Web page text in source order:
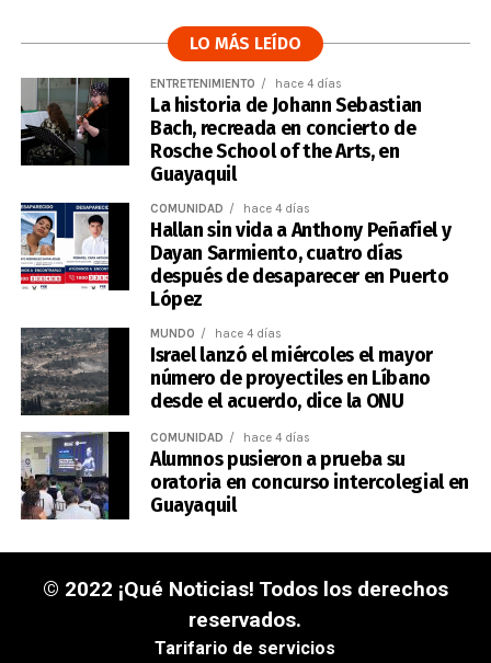
LO MÁS LEÍDO
ENTRETENIMIENTO hace 4 días
La historia de Johann Sebastian
Bach, recreada en concierto de
Rosche School of the Arts, en
Guayaquil
COMUNIDAD hace 4 días
Hallan sin vida a Anthony Peñafiel y
Dayan Sarmiento, cuatro días
después de desaparecer en Puerto
López
MUNDO hace 4 días
Israel lanzó el miércoles el mayor
número de proyectiles en Líbano
desde el acuerdo, dice la ONU
COMUNIDAD hace 4 días
Alumnos pusieron a prueba su
oratoria en concurso intercolegial en
Guayaquil
© 2022 ¡Qué Noticias! Todos los derechos
reservados.
Tarifario de servicios